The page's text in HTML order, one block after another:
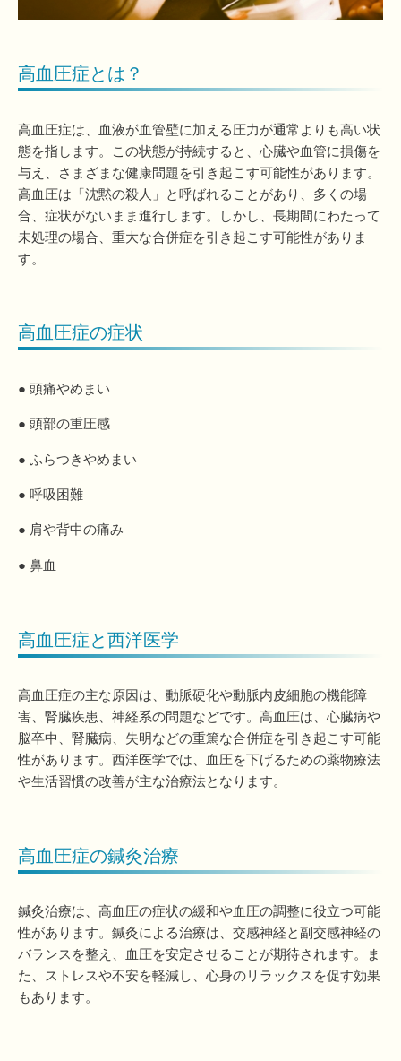
高血圧症とは？
高血圧症は、血液が血管壁に加える圧力が通常よりも高い状
態を指します。この状態が持続すると、心臓や血管に損傷を
与え、さまざまな健康問題を引き起こす可能性があります。
高血圧は「沈黙の殺人」と呼ばれることがあり、多くの場
合、症状がないまま進行します。しかし、長期間にわたって
未処理の場合、重大な合併症を引き起こす可能性がありま
す。
高血圧症の症状
● 頭痛やめまい
● 頭部の重圧感
● ふらつきやめまい
● 呼吸困難
● 肩や背中の痛み
● 鼻血
高血圧症と西洋医学
高血圧症の主な原因は、動脈硬化や動脈内皮細胞の機能障
害、腎臓疾患、神経系の問題などです。高血圧は、心臓病や
脳卒中、腎臓病、失明などの重篤な合併症を引き起こす可能
性があります。西洋医学では、血圧を下げるための薬物療法
や生活習慣の改善が主な治療法となります。
高血圧症の鍼灸治療
鍼灸治療は、高血圧の症状の緩和や血圧の調整に役立つ可能
性があります。鍼灸による治療は、交感神経と副交感神経の
バランスを整え、血圧を安定させることが期待されます。ま
た、ストレスや不安を軽減し、心身のリラックスを促す効果
もあります。